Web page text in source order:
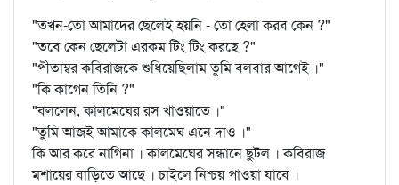
"তখন-তো আমাদের ছেলেই হয়নি - তো হেলা করব কেন ?"
"তবে কেন ছেলেটা এরকম টিং টিং করছে ?"
"পীতাম্বর কবিরাজকে শুধিয়েছিলাম তুমি বলবার আগেই ।"
"কি কাগেন তিনি ?"
"বললেন, কালমেঘের রস খাওয়াতে ।"
"তুমি আজই আমাকে কালমেঘ এনে দাও ।"
কি আর করে নাগিনা । কালমেঘের সন্ধানে ছুটল । কবিরাজ
মশায়ের বাড়িতে আছে । চাইলে নিশ্চয় পাওয়া যাবে ।